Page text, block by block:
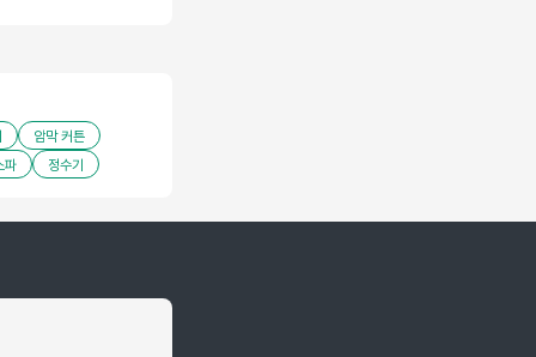
암막 커튼
파
정수기